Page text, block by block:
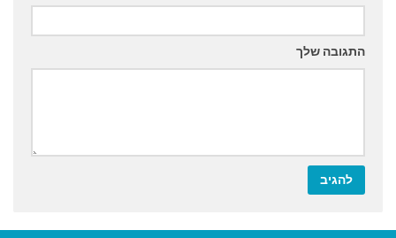
התגובה שלך